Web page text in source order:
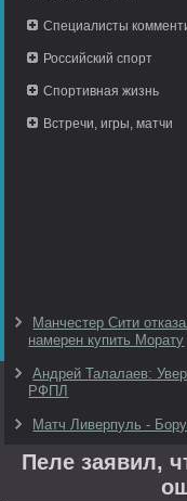
Специалисты
Российский спорт
Спортивная жизнь
Встречи, игры, матчи
Манчестер Сити
намерен купить Морату
Андрей Талалаев:
РФПЛ
Матч Ливерпуль -
Пеле заявил,